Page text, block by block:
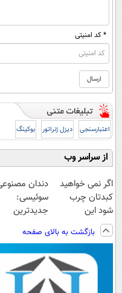
* کد امنیتی
اعتبارسنجی دیزل ژنراتور بوکینگ
از سراسر وب
اگر نمی خواهید
کبدتان چرب
شود این
نوشیدنی خوش
طعم را بنوشید
دندان
سوئیسی:
جدیدترین
سبک و مقاوم |
پرداخت
بازگشت به بالای صفحه